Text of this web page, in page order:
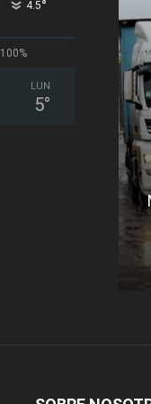
4.5°
100%
LUN
5°